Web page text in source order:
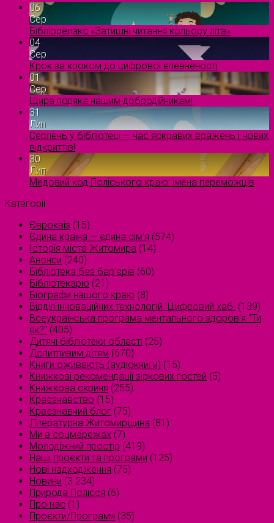
06
Сер
Бібліорелакс «Затишні читання кольору літа»
04
Сер
Крок за кроком до цифрової впевненості
01
Сер
Щира подяка нашим добродійникам!
31
Лип
Серпень у бібліотеці — час яскравих вражень і нових
відкриттів!
30
Лип
Медовий код Поліського краю: імена переможців
Категорії
Євроквіз (15)
Єдина країна — єдина сім’я (574)
Історія міста Житомира (14)
Анонси (240)
Бібліотека без бар'єрів (60)
Бібліотекарю (21)
Біографи нашого краю (8)
Відділ інноваційних технологій. Цифровий хаб. (139)
Всеукраїнська програма ментального здоров'я "Ти
як?" (405)
Дитячі бібліотеки області (25)
Допитливим дітям (670)
Книги оживають (аудіокниги) (15)
Книжкові рекомендації зіркових гостей (5)
Книжкова скриня (255)
Краєзнавство (15)
Краєзнавчий блог (75)
Літературна Житомирщина (81)
Ми в соцмережах (7)
Молодіжний простір (419)
Наші проєкти та програми (125)
Нові надходження (75)
Новини (3 234)
Природа Полісся (6)
Про нас (1)
Проєкти/Програми (35)